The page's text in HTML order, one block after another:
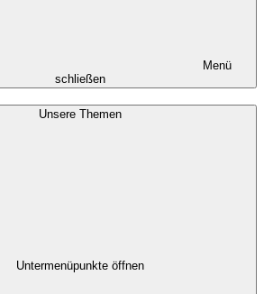
Menü
schließen
Unsere Themen
Untermenüpunkte öffnen